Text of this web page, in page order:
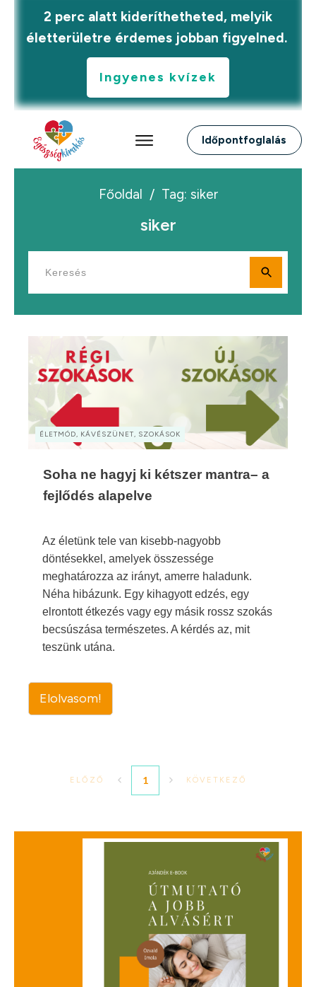
2 perc alatt kideríthetheted, melyik
életterületre érdemes jobban figyelned.
Ingyenes kvízek
Időpontfoglalás
Főoldal / Tag: siker
siker
ÉLETMÓD, KÁVÉSZÜNET, SZOKÁSOK
Soha ne hagyj ki kétszer mantra– a
fejlődés alapelve
Az életünk tele van kisebb-nagyobb
döntésekkel, amelyek összessége
meghatározza az irányt, amerre haladunk.
Néha hibázunk. Egy kihagyott edzés, egy
elrontott étkezés vagy egy másik rossz szokás
becsúszása természetes. A kérdés az, mit
teszünk utána.
Elolvasom!
ELŐZŐ 1 KÖVETKEZŐ